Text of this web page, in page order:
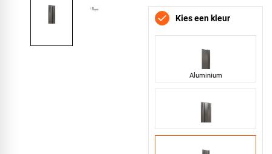
Kies een kleur
Aluminium